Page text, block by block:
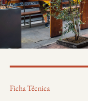
Ficha Técnica